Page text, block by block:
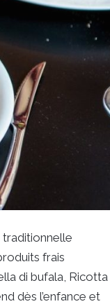
traditionnelle
frais
di bufala, Ricotta
dès l’enfance et